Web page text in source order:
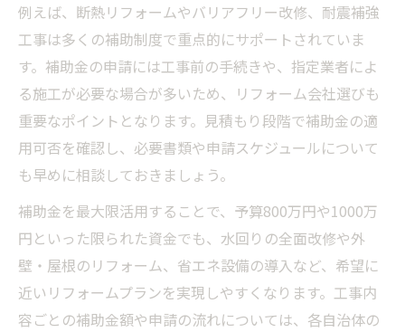
例えば、断熱リフォームやバリアフリー改修、耐震補強
工事は多くの補助制度で重点的にサポートされていま
す。補助金の申請には工事前の手続きや、指定業者によ
る施工が必要な場合が多いため、リフォーム会社選びも
重要なポイントとなります。見積もり段階で補助金の適
用可否を確認し、必要書類や申請スケジュールについて
も早めに相談しておきましょう。
補助金を最大限活用することで、予算800万円や1000万
円といった限られた資金でも、水回りの全面改修や外
壁・屋根のリフォーム、省エネ設備の導入など、希望に
近いリフォームプランを実現しやすくなります。工事内
容ごとの補助金額や申請の流れについては、各自治体の